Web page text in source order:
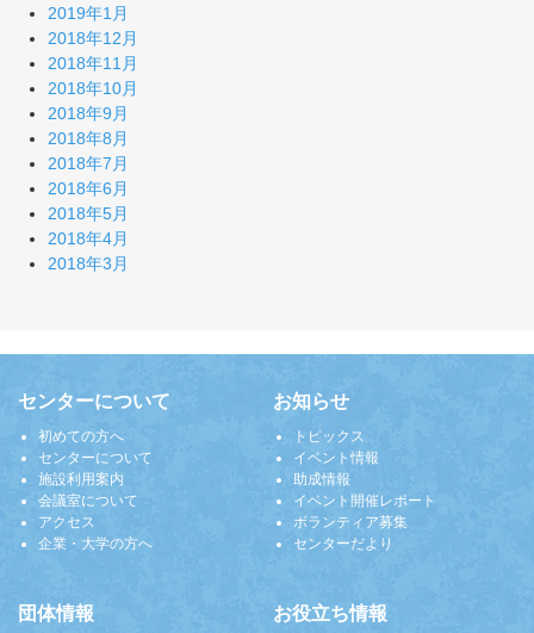
2019年1月
2018年12月
2018年11月
2018年10月
2018年9月
2018年8月
2018年7月
2018年6月
2018年5月
2018年4月
2018年3月
センターについて
初めての方へ
センターについて
施設利用案内
会議室について
アクセス
企業・大学の方へ
お知らせ
トピックス
イベント情報
助成情報
イベント開催レポート
ボランティア募集
センターだより
団体情報 お役立ち情報